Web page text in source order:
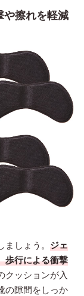
や擦れを軽減
しょう。 ジェ
歩行による衝撃
クッションが入
の隙間をしっか